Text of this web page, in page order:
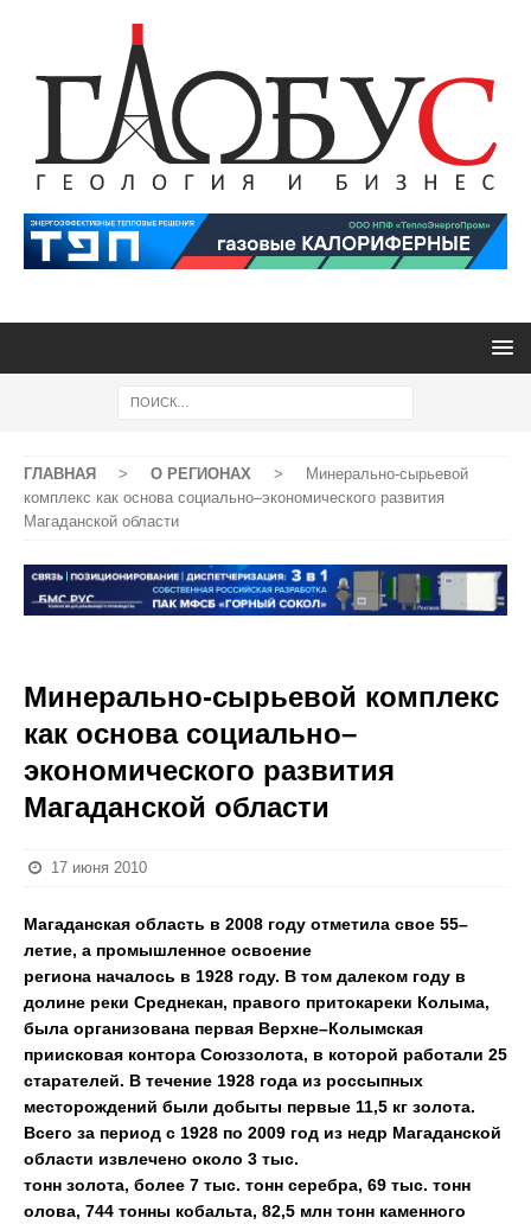
ГЛАВНАЯ > О РЕГИОНАХ >
Минерально-сырьевой
комплекс как основа социально–экономического развития
Магаданской области
Минерально-сырьевой комплекс
как основа социально–
экономического развития
Магаданской области
17 июня 2010
Магаданская область в 2008 году отметила свое 55–
летие, а промышленное освоение
региона началось в 1928 году. В том далеком году в
долине реки Среднекан, правого притокареки Колыма,
была организована первая Верхне–Колымская
приисковая контора Союззолота, в которой работали 25
старателей. В течение 1928 года из россыпных
месторождений были добыты первые 11,5 кг золота.
Всего за период с 1928 по 2009 год из недр Магаданской
области извлечено около 3 тыс.
тонн золота, более 7 тыс. тонн серебра, 69 тыс. тонн
олова, 744 тонны кобальта, 82,5 млн тонн каменного